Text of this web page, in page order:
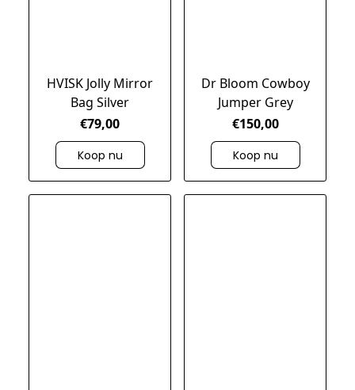
HVISK Jolly Mirror
Bag Silver
€79,00
Koop nu
Dr Bloom Cowboy
Jumper Grey
€150,00
Koop nu